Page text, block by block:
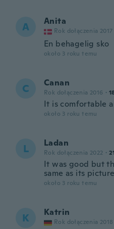
A Anita
Rok dołączenia 2017
En behagelig sko
około 3 roku temu
C Canan
Rok dołączenia 2016 ·
It is comfortable
około 3 roku temu
L Ladan
Rok dołączenia 2022 ·
It was good but
same as its
około 3 roku temu
K Katrin
Rok dołączenia 2018